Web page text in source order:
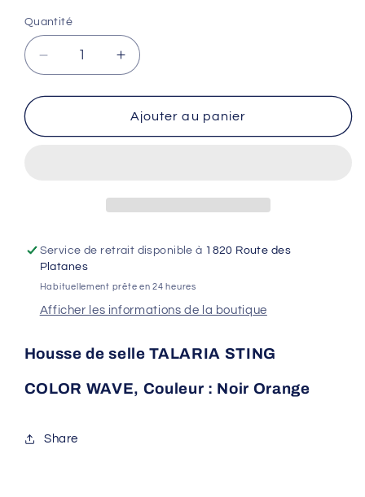
Quantité
Réduire
la
quantité
Housse
-
WAVE,
Couleur
Noir
Augmenter
la
quantité
de
Housse
-
WAVE,
Couleur
Noir
Ajouter au panier
Service de retrait disponible à 1820 Route des
Platanes
Habituellement prête en 24 heures
Afficher les informations de la boutique
Housse de selle TALARIA STING
COLOR WAVE, Couleur : Noir Orange
Share